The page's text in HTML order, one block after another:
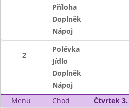
Příloha
Doplněk
Nápoj
2
Polévka
Jídlo
Doplněk
Nápoj
Menu
Chod Čtvrtek 3.